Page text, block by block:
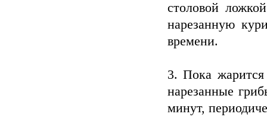
столовой
нарезанную
времени.
3. Пока жарится
нарезанные
минут,